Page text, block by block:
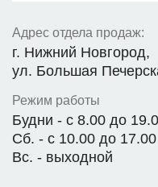
Адрес отдела продаж:
г. Нижний Новгород,
ул. Большая
Режим работы
Будни - с 8.00 до
Сб. - с 10.00 до 17.00
Вс. - выходной